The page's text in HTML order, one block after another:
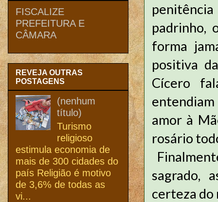
padrinho,
forma
positiva
Cícero
amor à
rosário
sagrado,
certeza do
FISCALIZE
PREFEITURA E
CÂMARA
REVEJA OUTRAS
POSTAGENS
(nenhum
título)
Turismo
religioso
estimula economia de
mais de 300 cidades do
país Religião é motivo
de 3,6% de todas as
vi...